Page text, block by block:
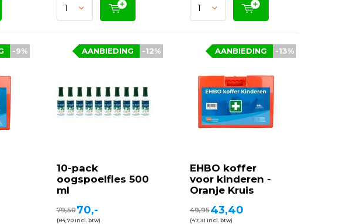
-9%
10-pack
oogspoelfles 500
ml
-12%
AANBIEDING
79,5070,-
(84,70 Incl. btw)
EHBO koffer
voor kinderen -
Oranje Kruis
-13%
AANBIEDING
49,9543,40
(47,31 Incl. btw)